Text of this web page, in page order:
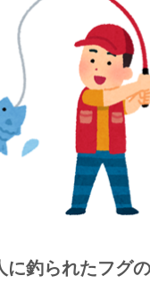
に釣られたフグ